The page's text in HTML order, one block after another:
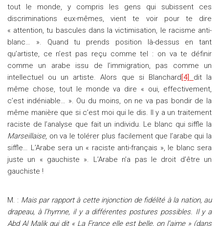
tout le monde, y compris les gens qui subissent ces
discriminations eux-mêmes, vient te voir pour te dire
« attention, tu bascules dans la victimisation, le racisme anti-
blanc… ». Quand tu prends position là-dessus en tant
qu’artiste, ce n’est pas reçu comme tel : on va te définir
comme un arabe issu de l’immigration, pas comme un
intellectuel ou un artiste. Alors que si Blanchard[4] dit la
même chose, tout le monde va dire « oui, effectivement,
c’est indéniable… ». Ou du moins, on ne va pas bondir de la
même manière que si c’est moi qui le dis. Il y a un traitement
raciste de l’analyse que fait un individu. Le blanc qui siffle la
Marseillaise, on va le tolérer plus facilement que l’arabe qui la
siffle… L’Arabe sera un « raciste anti-français », le blanc sera
juste un « gauchiste ». L’Arabe n’a pas le droit d’être un
gauchiste !
M. : Mais par rapport à cette injonction de fidélité à la nation, au
drapeau, à l’hymne, il y a différentes postures possibles. Il y a
Abd Al Malik qui dit « La France elle est belle, on l’aime » (dans